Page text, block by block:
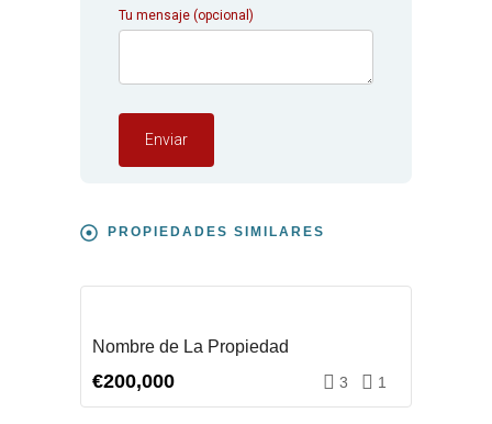
Tu mensaje (opcional)
PROPIEDADES SIMILARES
Nombre de La Propiedad
€200,000 3 1